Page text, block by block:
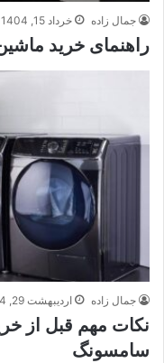
جمال زاده خرداد 15, 1404
راهنمای خرید
جمال زاده اردیبهشت 29, 1404
نکات مهم قبل از
سامسونگ